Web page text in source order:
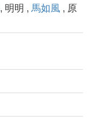
, 明明 , 馬如風 , 原